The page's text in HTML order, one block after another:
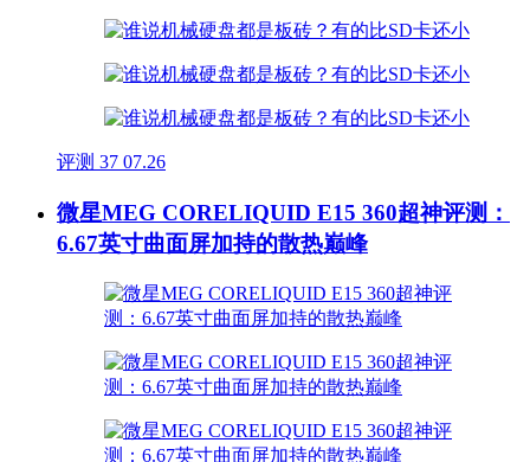
评测 37 07.26
微星MEG CORELIQUID E15 360超神评测：
6.67英寸曲面屏加持的散热巅峰